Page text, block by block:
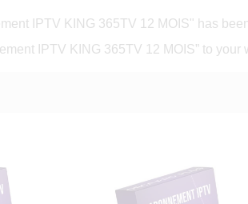
IPTV KING 365TV 12 MOIS" has
IPTV KING 365TV 12 MOIS” to your